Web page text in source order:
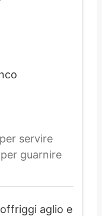
per servire
per guarnire
aglio e